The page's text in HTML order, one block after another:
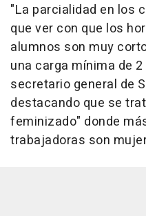
"La parcialidad en los
que ver con que los
alumnos son muy
una carga mínima de
secretario general de
destacando que se
feminizado" donde
trabajadoras son